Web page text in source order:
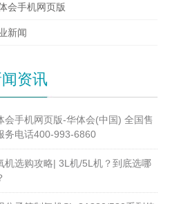
会手机网页版
新闻
资讯
会手机网页版-华体会(中国) 全国售
务电话400-993-6860
机选购攻略| 3L机/5L机？到底选哪